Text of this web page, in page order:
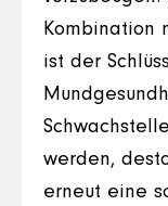
Kombination
ist der
werden,
erneut eine